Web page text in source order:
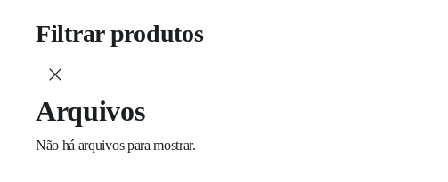
Filtrar produtos
Arquivos
Não há arquivos para mostrar.